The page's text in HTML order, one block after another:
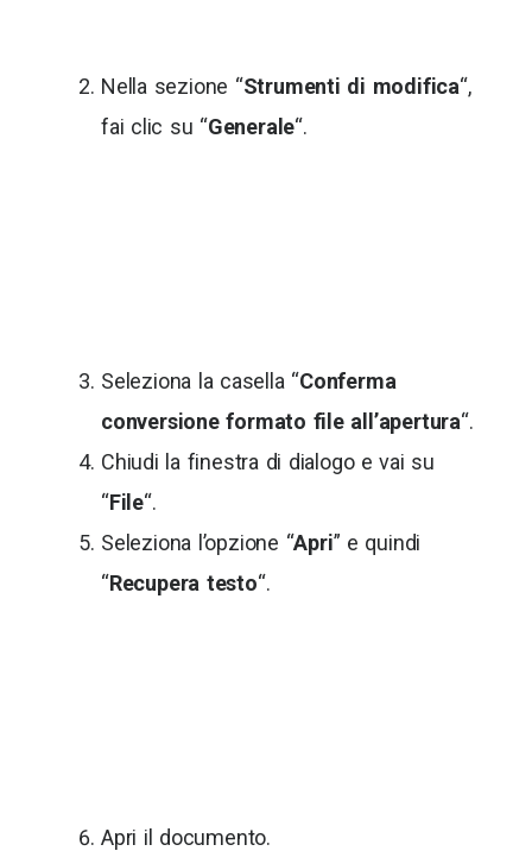
Nella sezione “Strumenti di modifica“,
fai clic su “Generale“.
Seleziona la casella “Conferma
conversione formato file all’apertura“.
Chiudi la finestra di dialogo e vai su
“File“.
Seleziona l’opzione “Apri” e quindi
“Recupera testo“.
Apri il documento.